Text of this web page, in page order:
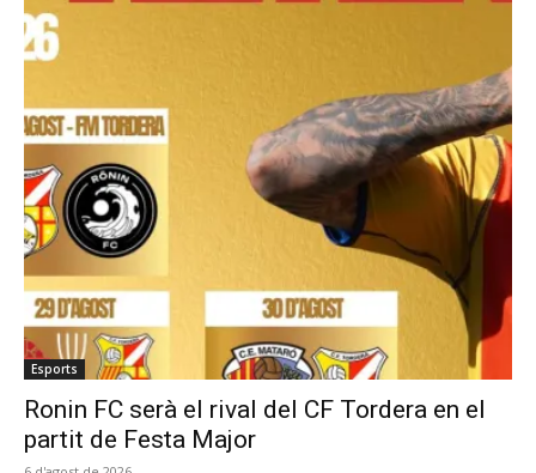
Esports
Ronin FC serà el rival del CF Tordera en el
partit de Festa Major